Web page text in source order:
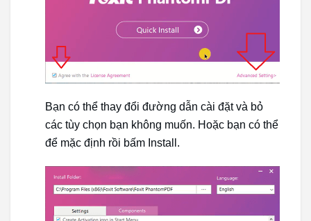
Bạn có thể thay đổi đường dẫn cài đặt và bỏ
các tùy chọn bạn không muốn. Hoặc bạn có thể
để mặc định rồi bấm Install.